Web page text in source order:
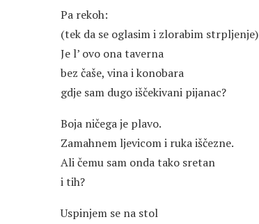
Pa rekoh:
(tek da se oglasim i zlorabim strpljenje)
Je l’ ovo ona taverna
bez čaše, vina i konobara
gdje sam dugo iščekivani pijanac?
Boja ničega je plavo.
Zamahnem ljevicom i ruka iščezne.
Ali čemu sam onda tako sretan
i tih?
Uspinjem se na stol